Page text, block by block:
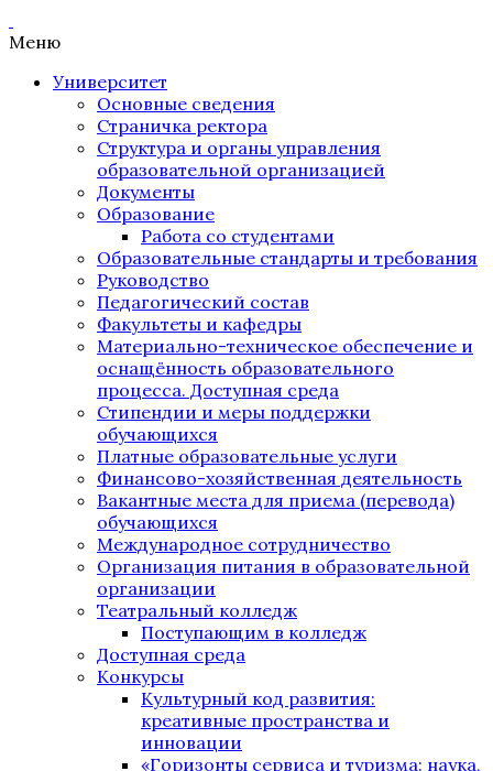
Меню
Университет
Основные сведения
Страничка ректора
Структура и органы управления
образовательной организацией
Документы
Образование
Работа со студентами
Образовательные стандарты и требования
Руководство
Педагогический состав
Факультеты и кафедры
Материально-техническое обеспечение и
оснащённость образовательного
процесса. Доступная среда
Стипендии и меры поддержки
обучающихся
Платные образовательные услуги
Финансово-хозяйственная деятельность
Вакантные места для приема (перевода)
обучающихся
Международное сотрудничество
Организация питания в образовательной
организации
Театральный колледж
Поступающим в колледж
Доступная среда
Конкурсы
Культурный код развития:
креативные пространства и
инновации
«Горизонты сервиса и туризма: наука,